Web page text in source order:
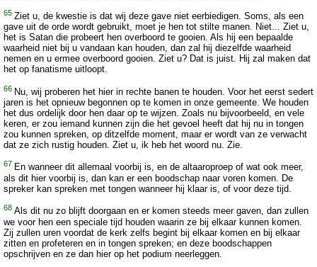
65 Ziet u, de kwestie is dat wij deze gave niet eerbiedigen. Soms, als een
gave uit de orde wordt gebruikt, moet je hen tot stilte manen. Niet... Ziet u,
het is Satan die probeert hen overboord te gooien. Als hij een bepaalde
waarheid niet bij u vandaan kan houden, dan zal hij diezelfde waarheid
nemen en u ermee overboord gooien. Ziet u? Dat is juist. Hij zal maken dat
het op fanatisme uitloopt.
66 Nu, wij proberen het hier in rechte banen te houden. Voor het eerst sedert
jaren is het opnieuw begonnen op te komen in onze gemeente. We houden
het dus ordelijk door hen daar op te wijzen. Zoals nu bijvoorbeeld, en vele
keren, er zou iemand kunnen zijn die het gevoel heeft dat hij nu in tongen
zou kunnen spreken, op ditzelfde moment, maar er wordt van ze verwacht
dat ze zich rustig houden. Ziet u, ik heb het woord nu. Zie.
67 En wanneer dit allemaal voorbij is, en de altaaroproep of wat ook meer,
als dit hier voorbij is, dan kan er een boodschap naar voren komen. De
spreker kan spreken met tongen wanneer hij klaar is, of voor deze tijd.
68 Als dit nu zo blijft doorgaan en er komen steeds meer gaven, dan zullen
we voor hen een speciale tijd houden waarin ze bij elkaar kunnen komen.
Zij zullen uren voordat de kerk zelfs begint bij elkaar komen en bij elkaar
zitten en profeteren en in tongen spreken; en deze boodschappen
opschrijven en ze dan hier op het podium neerleggen.